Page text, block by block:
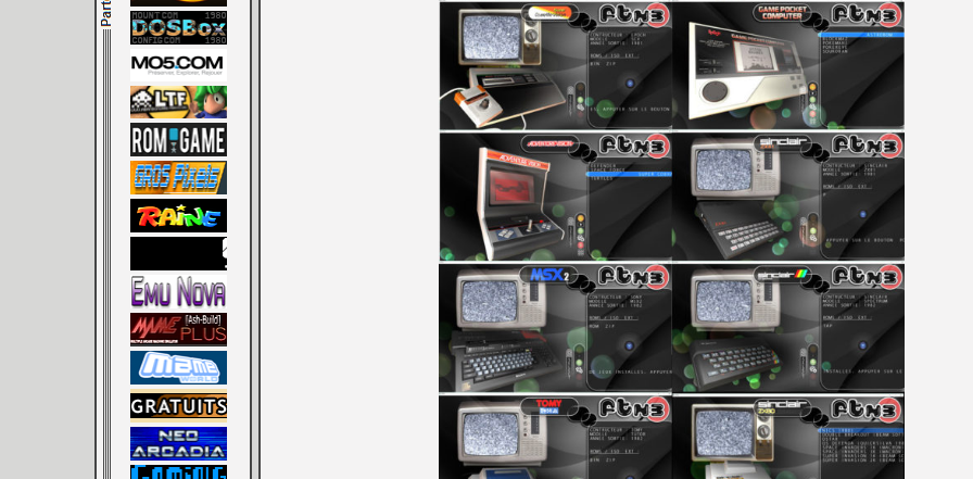
[Mo5] Deux inédits du
[GK] Le beat'em up The
[GK] Endless Legend 2 :
[LS] [PS5] Premiers signes